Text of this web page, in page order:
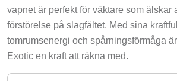
vapnet är perfekt för väktare som älskar
förstörelse på slagfältet. Med sina
tomrumsenergi och spårningsförmåga
Exotic en kraft att räkna med.